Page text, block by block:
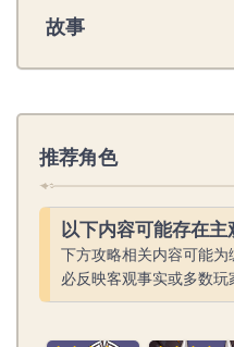
故事
推荐角色
以下内容可能存在主
下方攻略相关内容可能为
必反映客观事实或多数玩